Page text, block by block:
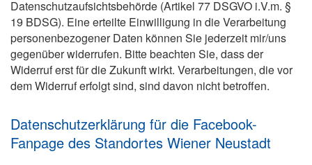
Datenschutzaufsichtsbehörde (Artikel 77 DSGVO i.V.m. §
19 BDSG). Eine erteilte Einwilligung in die Verarbeitung
personenbezogener Daten können Sie jederzeit mir/uns
gegenüber widerrufen. Bitte beachten Sie, dass der
Widerruf erst für die Zukunft wirkt. Verarbeitungen, die vor
dem Widerruf erfolgt sind, sind davon nicht betroffen.
Datenschutzerklärung für die Facebook-
Fanpage des Standortes Wiener Neustadt